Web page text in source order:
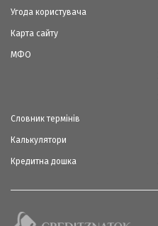
Угода користувача
Карта сайту
МФО
Словник термінів
Калькулятори
Кредитна дошка